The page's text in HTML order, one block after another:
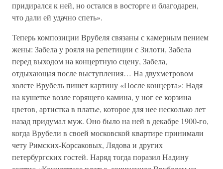
придирался к ней, но остался в восторге и благодарен,
что дали ей удачно спеть».
Теперь композиции Врубеля связаны с камерным пением
жены: Забела у рояля на репетиции с Зилоти, Забела
перед выходом на концертную сцену, Забела,
отдыхающая после выступления… На двухметровом
холсте Врубель пишет картину «После концерта»: Надя
на кушетке возле горящего камина, у ног ее корзина
цветов, артистка в платье, которое для нее несколько лет
назад придумал муж. Оно было на ней в декабре 1900-го,
когда Врубели в своей московской квартире принимали
чету Римских-Корсаковых, Лядова и других
петербургских гостей. Наряд тогда поразил Надину